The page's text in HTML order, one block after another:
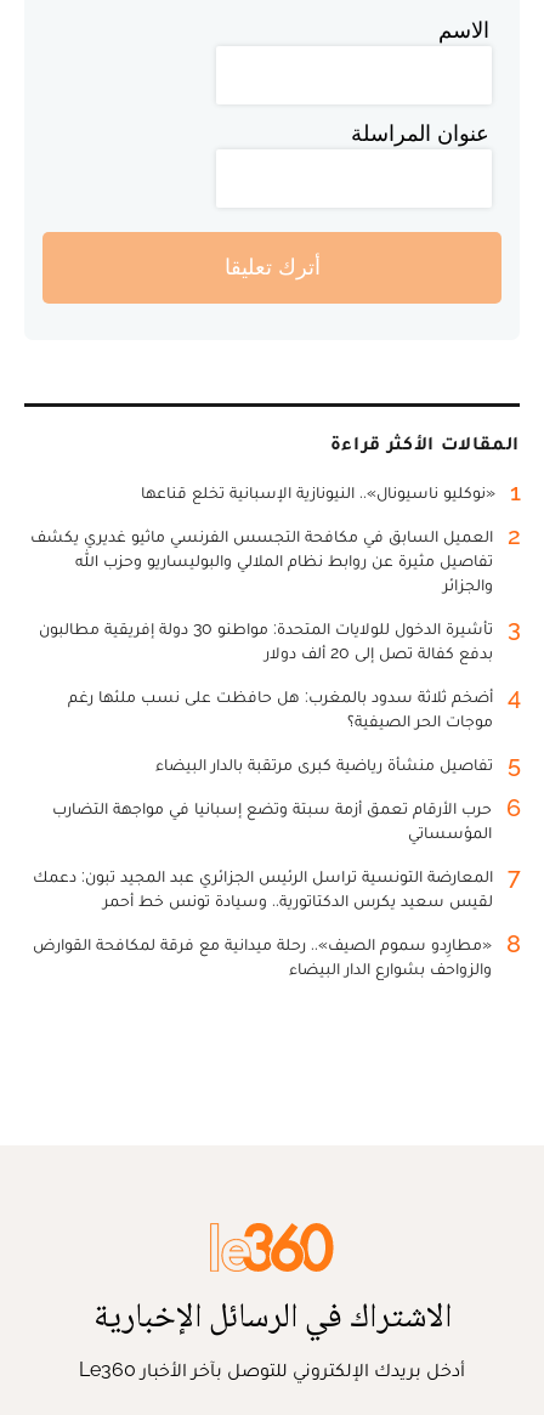
الاسم
عنوان المراسلة
أترك تعليقا
المقالات الأكثر قراءة
1 «نوكليو ناسيونال».. النيونازية الإسبانية تخلع قناعها
2
العميل السابق في مكافحة التجسس الفرنسي ماثيو غديري يكشف
تفاصيل مثيرة عن روابط نظام الملالي والبوليساريو وحزب الله
والجزائر
3
تأشيرة الدخول للولايات المتحدة: مواطنو 30 دولة إفريقية مطالبون
بدفع كفالة تصل إلى 20 ألف دولار
4
أضخم ثلاثة سدود بالمغرب: هل حافظت على نسب ملئها رغم
موجات الحر الصيفية؟
5 تفاصيل منشأة رياضية كبرى مرتقبة بالدار البيضاء
6
حرب الأرقام تعمق أزمة سبتة وتضع إسبانيا في مواجهة التضارب
المؤسساتي
7
المعارضة التونسية تراسل الرئيس الجزائري عبد المجيد تبون: دعمك
لقيس سعيد يكرس الدكتاتورية.. وسيادة تونس خط أحمر
8
«مطارِدو سموم الصيف».. رحلة ميدانية مع فرقة لمكافحة القوارض
والزواحف بشوارع الدار البيضاء
الاشتراك في الرسائل الإخبارية
أدخل بريدك الإلكتروني للتوصل بآخر الأخبار Le360